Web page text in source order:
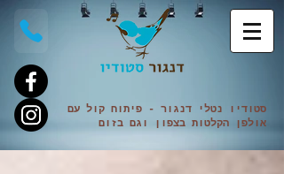
סטודיו נטלי דנגור - פיתוח קול עם
אולפן הקלטות בצפון וגם בזום